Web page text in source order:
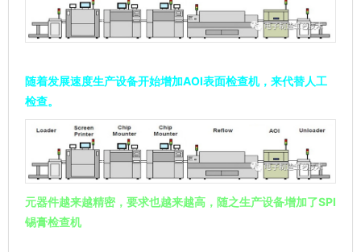
随着发展速度生产设备开始增加AOI表面检查机，来代替人工
检查。
元器件越来越精密，要求也越来越高，随之生产设备增加了SPI
锡膏检查机